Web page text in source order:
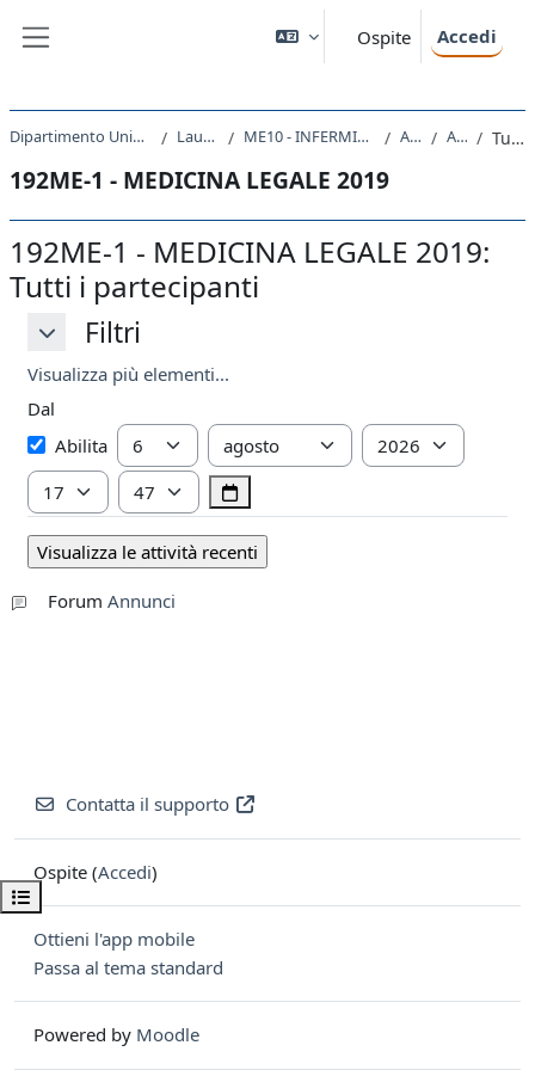
Ospite Accedi
Apri indice del corso
Dipartimento Universitario Clinico di Scienze mediche, chirurgiche e della salute Laurea triennale (DM270) ME10 - INFERMIERISTICA (ABILITANTE ALLA PROFESSIONE SANITARIA DI INFERMIERE) A.A. 2019 - 2020 Attività recente Tutti i partecipanti
192ME-1 - MEDICINA LEGALE 2019
192ME-1 - MEDICINA LEGALE 2019:
Tutti i partecipanti
Filtri
Filtri Filtri
Visualizza più elementi...
Dal
DalAbilita Giorno Mese
Anno
Ora
Minuto
Forum Annunci
Contatta il supporto
Ospite (Accedi)
Ottieni l'app mobile
Passa al tema standard
Powered by Moodle